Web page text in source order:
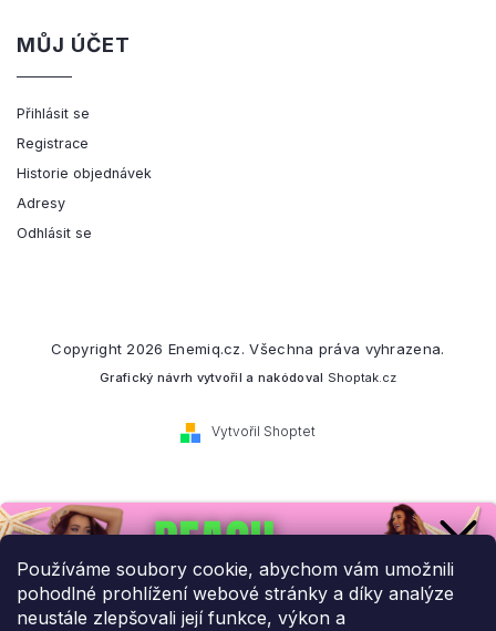
Používáme soubory cookie, abychom vám umožnili
pohodlné prohlížení webové stránky a díky analýze
neustále zlepšovali její funkce, výkon a
MŮJ ÚČET
Přihlásit se
Registrace
Historie objednávek
Adresy
Odhlásit se
Vytvořil Shoptet
Copyright 2026 Enemiq.cz. Všechna práva vyhrazena.
Grafický návrh vytvořil a nakódoval Shoptak.cz
Přihlaste se k našemu
newsletteru.
Budeme vám posílat informace o našich novinkách a slevových
akcích.